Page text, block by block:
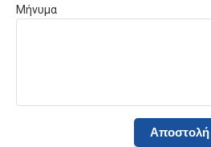
Μήνυμα